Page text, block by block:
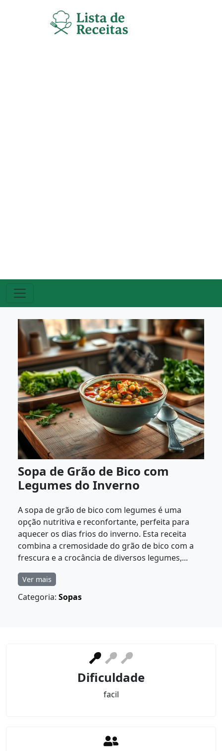
Sopa de Grão de Bico com
Legumes do Inverno
A sopa de grão de bico com legumes é uma
opção nutritiva e reconfortante, perfeita para
aquecer os dias frios do inverno. Esta receita
combina a cremosidade do grão de bico com a
frescura e a crocância de diversos legumes,...
Ver mais
Categoria: Sopas
Dificuldade
facil